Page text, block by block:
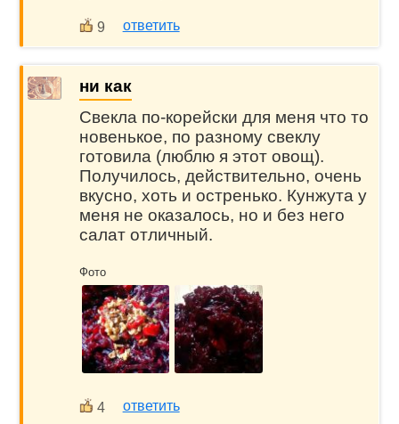
9 ответить
ни как
Свекла по-корейски для меня что то
новенькое, по разному свеклу
готовила (люблю я этот овощ).
Получилось, действительно, очень
вкусно, хоть и остренько. Кунжута у
меня не оказалось, но и без него
салат отличный.
Фото
4 ответить